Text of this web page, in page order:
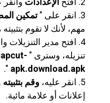
انقر على "تمكين
مهم، لأنك لا تقوم
افتح مدير التنزيلات
تنزيله، وسترى "
apk.download.apk
".
انقر عليه، وقم بتثبيته
إعلانات أو علامة مائية.